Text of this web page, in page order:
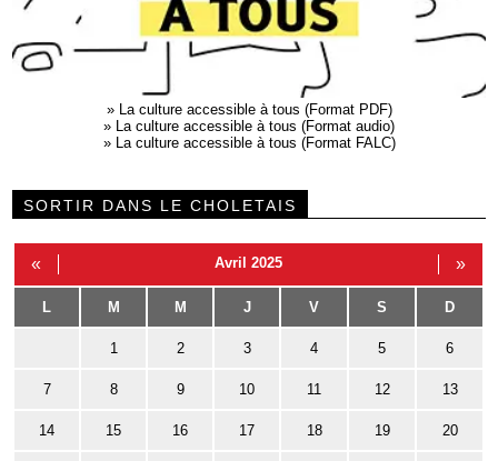
»
La culture accessible à tous (Format PDF)
»
La culture accessible à tous (Format audio)
»
La culture accessible à tous (Format FALC)
SORTIR DANS LE CHOLETAIS
« Avril 2025 »
L M M J V S D
1 2 3 4 5 6
7 8 9 10 11 12 13
14 15 16 17 18 19 20